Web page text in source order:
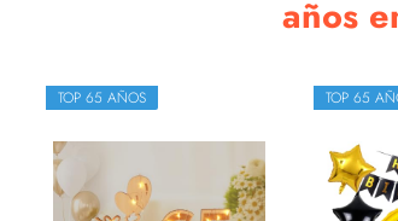
años
TOP 65 AÑOS TOP 65